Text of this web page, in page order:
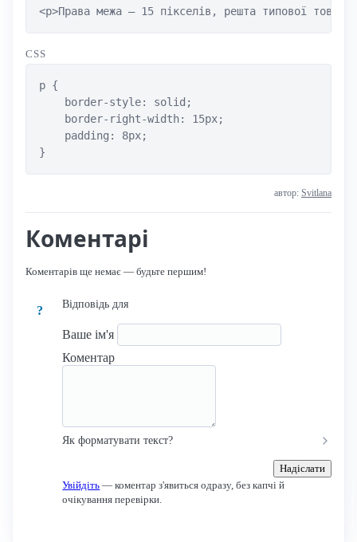
<p>Права межа — 15 пікселів, решта типової
CSS
p {
    border-style: solid;
    border-right-width: 15px;
    padding: 8px;
}
автор: Svitlana
Коментарі
Коментарів ще немає — будьте першим!
?
Відповідь для
Ваше ім'я
Коментар
Як форматувати текст?
Надіслати
Увійдіть — коментар з'явиться одразу, без капчі й
очікування перевірки.